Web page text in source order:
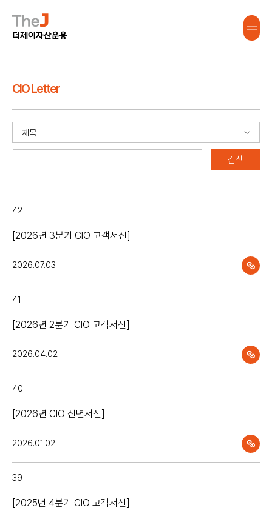
CIO Letter
42
[2026년 3분기 CIO 고객서신]
2026.07.03
41
[2026년 2분기 CIO 고객서신]
2026.04.02
40
[2026년 CIO 신년서신]
2026.01.02
39
[2025년 4분기 CIO 고객서신]